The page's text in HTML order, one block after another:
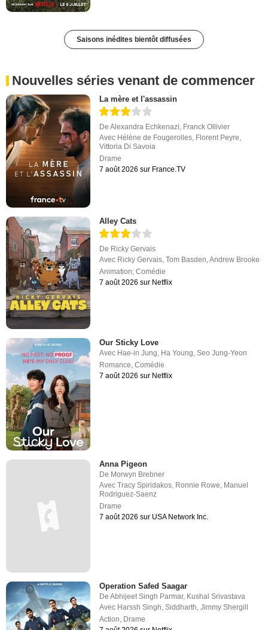
Saisons inédites bientôt diffusées
Nouvelles séries venant de commencer
La mère et l'assassin
DeAlexandra Echkenazi, Franck Ollivier
Avec Hélène de Fougerolles, Florent Peyre,
Vittoria Di Savoia
Drame
7 août 2026 sur France.TV
Alley Cats
De Ricky Gervais
Avec Ricky Gervais ,Tom Basden ,Andrew Brooke
Animation ,Comédie
7 août 2026 sur Netflix
Our Sticky Love
Avec Hae-in Jung, Ha Young,Seo Jung-Yeon
Romance,Comédie
7 août 2026 sur Netflix
Anna Pigeon
De Morwyn Brebner
AvecTracy Spiridakos, Ronnie Rowe, Manuel
Rodriguez-Saenz
Drame
7 août 2026 sur USA Network Inc.
Operation Safed Saagar
DeAbhijeet Singh Parmar, Kushal Srivastava
Avec Harssh Singh ,Siddharth ,Jimmy Shergill
Action Drame